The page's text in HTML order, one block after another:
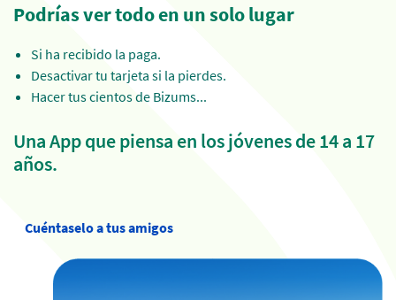
Podrías ver todo en un solo lugar
Si ha recibido la paga.
Desactivar tu tarjeta si la pierdes.
Hacer tus cientos de Bizums...
Una App que piensa en los jóvenes de 14 a 17
años.
Cuéntaselo a tus amigos